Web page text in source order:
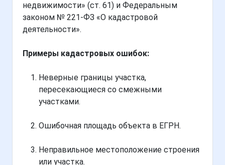
недвижимости» (ст. 61) и Федеральным
законом № 221-ФЗ «О кадастровой
деятельности».
Примеры кадастровых ошибок:
Неверные границы участка,
пересекающиеся со смежными
участками.
Ошибочная площадь объекта в ЕГРН.
Неправильное местоположение строения
или участка.